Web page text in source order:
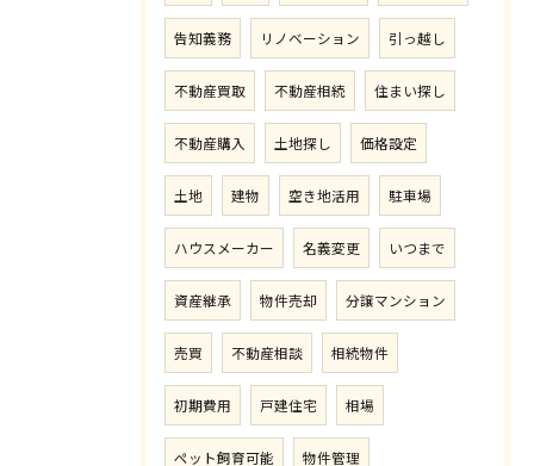
告知義務 リノベーション 引っ越し
不動産買取 不動産相続 住まい探し
不動産購入 土地探し 価格設定
土地 建物 空き地活用 駐車場
ハウスメーカー 名義変更 いつまで
資産継承 物件売却 分譲マンション
売買 不動産相談 相続物件
初期費用 戸建住宅 相場
ペット飼育可能 物件管理